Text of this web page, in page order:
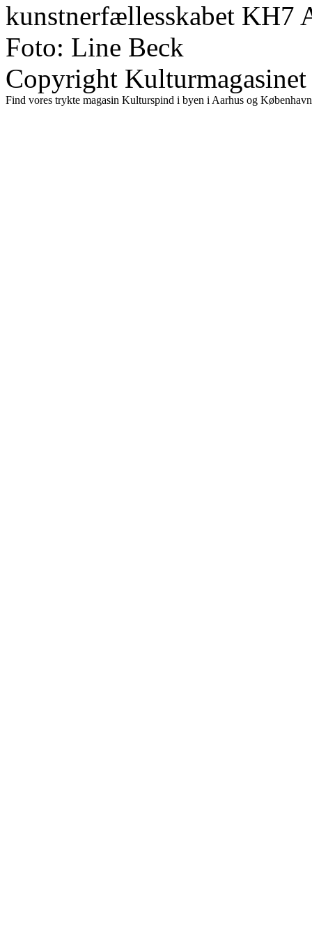
kunstnerfællesskabet KH7
Foto: Line Beck
Copyright
Find vores trykte magasin Kulturspind i byen i Aarhus og København